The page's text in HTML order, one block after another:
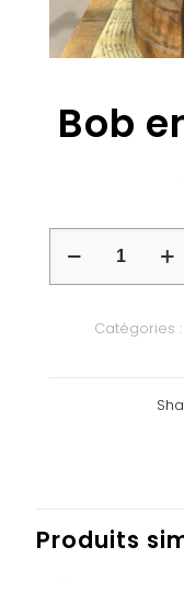
Bob
Catégories :
Produits